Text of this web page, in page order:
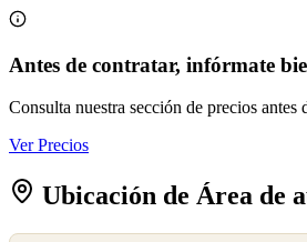
Antes de contratar, infórmate
Consulta nuestra sección de precios antes
Ver Precios
Ubicación de Área de